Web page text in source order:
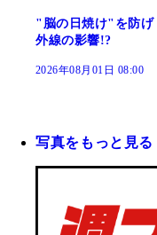
"脳の日焼け"を防
外線の影響!?
2026年08月01日 08:00
写真をもっと見る